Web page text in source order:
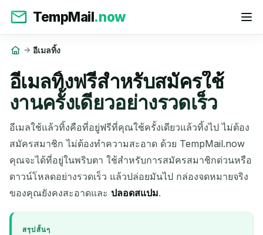
TempMail.now
อีเมลทิ้ง
อีเมลทิ้งฟรีสำหรับสมัครใช้
งานครั้งเดียวอย่างรวดเร็ว
อีเมลใช้แล้วทิ้งคือที่อยู่ฟรีที่คุณใช้ครั้งเดียวแล้วทิ้งไป ไม่ต้อง
สมัครสมาชิก ไม่ต้องทำความสะอาด ด้วย TempMail.now
คุณจะได้ที่อยู่ในพริบตา ใช้สำหรับการสมัครสมาชิกด่วนหรือ
ดาวน์โหลดอย่างรวดเร็ว แล้วปล่อยมันไป กล่องจดหมายจริง
ของคุณยังคงสะอาดและ ปลอดสแปม.
สรุปสั้นๆ